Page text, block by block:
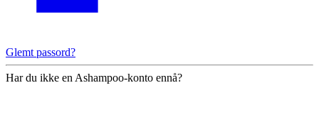
Glemt passord?
Har du ikke en Ashampoo-konto ennå?